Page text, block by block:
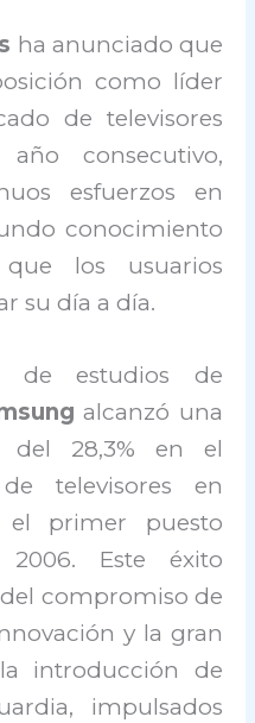
ha anunciado que
como líder
de televisores
consecutivo,
esfuerzos en
conocimiento
los usuarios
su día a día.
de estudios de
alcanzó una
del 28,3% en el
televisores en
el primer puesto
Este éxito
compromiso de
y la gran
introducción de
impulsados